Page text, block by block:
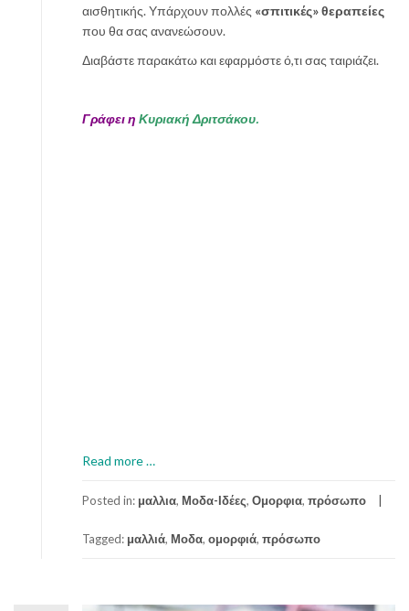
αισθητικής. Υπάρχουν πολλές «σπιτικές» θεραπείες
που θα σας ανανεώσουν.
Διαβάστε παρακάτω και εφαρμόστε ό,τι σας ταιριάζει.
Γράφει η Κυριακή Δριτσάκου.
Read more
o
t
…
Posted in: μαλλια, Μοδα-Ιδέες, Ομορφια, πρόσωπο
Tagged: μαλλιά, Μοδα, ομορφιά, πρόσωπο